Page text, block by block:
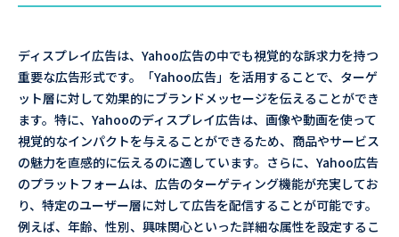
ディスプレイ広告は、Yahoo広告の中でも視覚的な訴求力を持つ
重要な広告形式です。「Yahoo広告」を活用することで、ターゲ
ット層に対して効果的にブランドメッセージを伝えることができ
ます。特に、Yahooのディスプレイ広告は、画像や動画を使って
視覚的なインパクトを与えることができるため、商品やサービス
の魅力を直感的に伝えるのに適しています。さらに、Yahoo広告
のプラットフォームは、広告のターゲティング機能が充実してお
り、特定のユーザー層に対して広告を配信することが可能です。
例えば、年齢、性別、興味関心といった詳細な属性を設定するこ